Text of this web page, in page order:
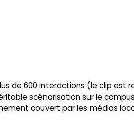
de 600 interactions (le clip est
scénarisation sur le
couvert par les médias